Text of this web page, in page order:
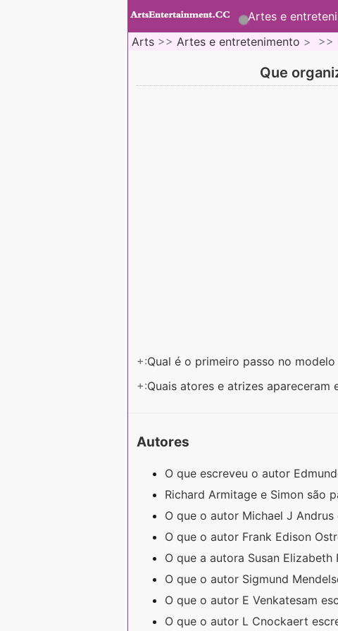
Artes e
Arts >> Artes e entretenimento > >>
Que
+:Qual é o primeiro passo no
+:Quais atores e atrizes apareceram
Autores
O que escreveu o autor
Richard Armitage e Simon são
O que o autor Michael J Andrus
O que o autor Frank Edison
O que a autora Susan Elizabeth
O que o autor Sigmund
O que o autor E Venkatesam
O que o autor L Cnockaert